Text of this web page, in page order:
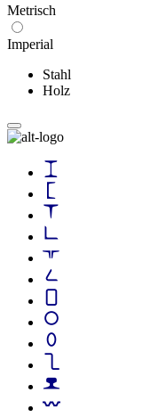
Metrisch
Imperial
Stahl
Holz